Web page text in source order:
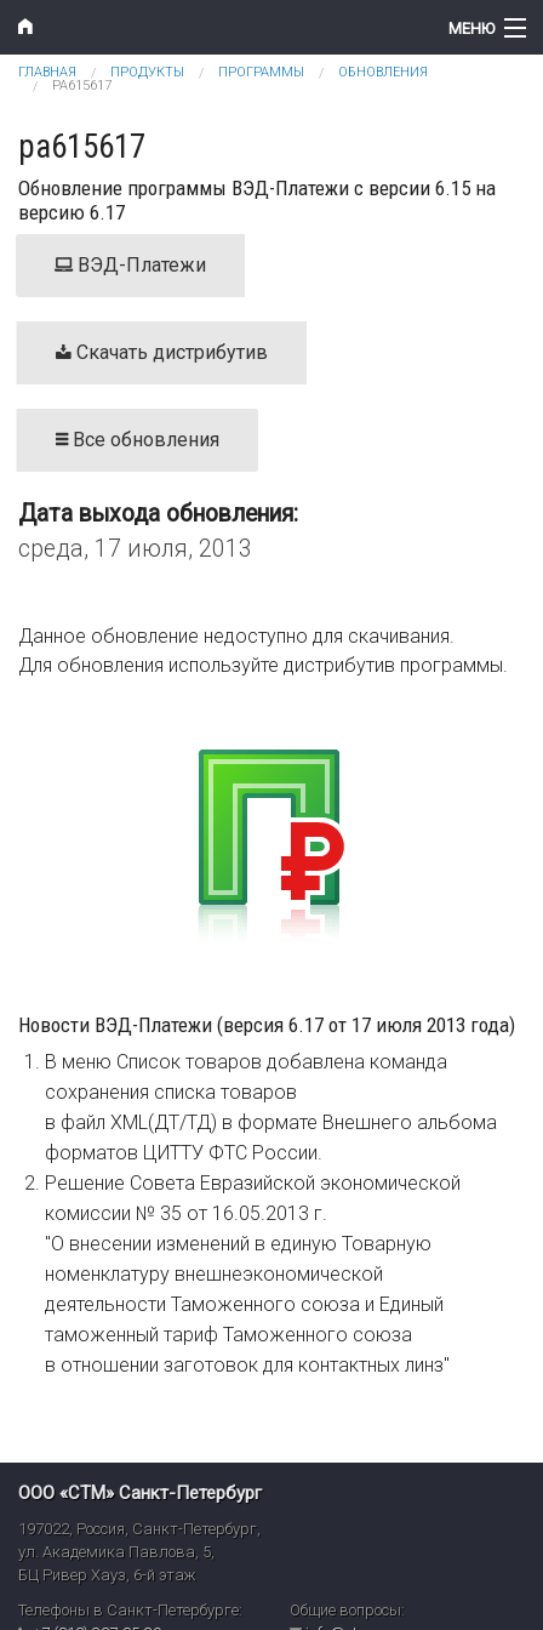
Перейти к основному содержанию
МЕНЮ
Компания
Новости
Продукты
Поддержка
Контакты
Вы здесь
ГЛАВНАЯ ПРОДУКТЫ ПРОГРАММЫ
ОБНОВЛЕНИЯ
PA615617
pa615617
Обновление программы ВЭД-Платежи с версии 6.15 на
версию 6.17
ВЭД-Платежи
Скачать дистрибутив
Все обновления
Дата выхода обновления:
среда, 17 июля, 2013
Данное обновление недоступно для скачивания.
Для обновления используйте дистрибутив программы.
Новости ВЭД-Платежи (версия 6.17 от 17 июля 2013 года)
В меню Список товаров добавлена команда
сохранения списка товаров
в файл XML(ДТ/ТД) в формате Внешнего альбома
форматов ЦИТТУ ФТС России.
Решение Совета Евразийской экономической
комиссии № 35 от 16.05.2013 г.
"О внесении изменений в единую Товарную
номенклатуру внешнеэкономической
деятельности Таможенного союза и Единый
таможенный тариф Таможенного союза
в отношении заготовок для контактных линз"
ООО «СТМ» Санкт-Петербург
197022, Россия Санкт-Петербург
ул. Академика Павлова, 5,
БЦ Ривер Хауз 6-й этаж
Телефоны в Санкт-Петербурге:
Общие вопросы: